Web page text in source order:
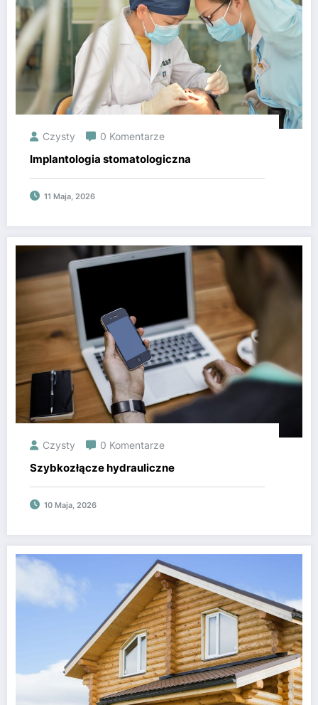
Czysty 0 Komentarze
Implantologia stomatologiczna
11 Maja, 2026
Czysty 0 Komentarze
Szybkozłącze hydrauliczne
10 Maja, 2026